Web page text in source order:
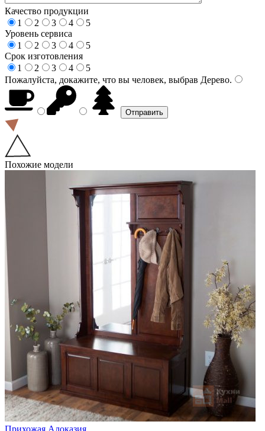
Качество продукции
1
2 3 4
5
Уровень сервиса
1
2 3 4
5
Срок изготовления
1
2 3 4
5
Пожалуйста, докажите, что вы человек, выбрав Дерево.
Похожие модели
Прихожая Алоказия